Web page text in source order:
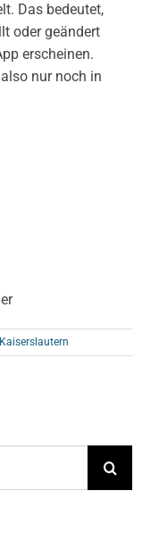
Das bedeutet,
oder geändert
erscheinen.
nur noch in